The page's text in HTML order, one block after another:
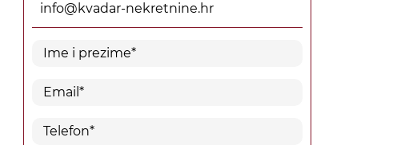
info@kvadar-nekretnine.hr